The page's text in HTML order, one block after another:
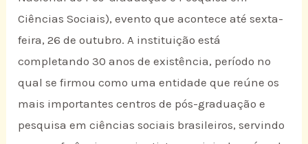
Ciências Sociais), evento que acontece até sexta-
feira, 26 de outubro. A instituição está
completando 30 anos de existência, período no
qual se firmou como uma entidade que reúne os
mais importantes centros de pós-graduação e
pesquisa em ciências sociais brasileiros, servindo